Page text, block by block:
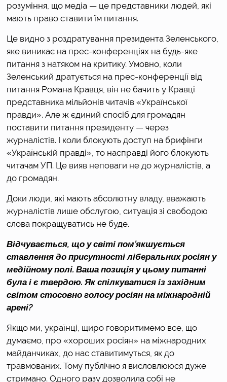
розуміння, що медіа — це представники людей, які
мають право ставити їм питання.
Це видно з роздратування президента Зеленського,
яке виникає на прес-конференціях на будь-яке
питання з натяком на критику. Умовно, коли
Зеленський дратується на прес-конференції від
питання Романа Кравця, він не бачить у Кравці
представника мільйонів читачів «Української
правди». Але ж єдиний спосіб для громадян
поставити питання президенту — через
журналістів. І коли блокують доступ на брифінги
«Українській правді», то насправді його блокують
читачам УП. Це вияв неповаги не до журналістів, а
до громадян.
Доки люди, які мають абсолютну владу, вважають
журналістів лише обслугою, ситуація зі свободою
слова покращуватись не буде.
Відчувається, що у світі пом’якшується
ставлення до присутності ліберальних росіян у
медійному полі. Ваша позиція у цьому питанні
була і є твердою. Як спілкуватися із західним
світом стосовно голосу росіян на міжнародній
арені?
Якщо ми, українці, щиро говоритимемо все, що
думаємо, про «хороших росіян» на міжнародних
майданчиках, до нас ставитимуться, як до
травмованих. Тому публічно я висловлююся дуже
стримано. Одного разу дозволила собі не